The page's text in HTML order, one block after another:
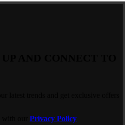
Privacy Policy